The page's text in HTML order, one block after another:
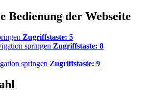
Bedienung der Webseite
Zugriffstaste: 5
springen Zugriffstaste: 8
springen Zugriffstaste: 9